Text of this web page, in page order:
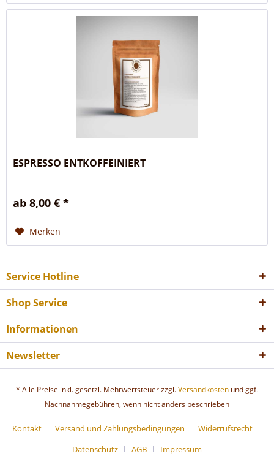
ESPRESSO ENTKOFFEINIERT
ab 8,00 € *
Merken
Service Hotline
Shop Service
Informationen
Newsletter
* Alle Preise inkl. gesetzl. Mehrwertsteuer zzgl.Versandkosten und ggf.
Nachnahmegebühren, wenn nicht anders beschrieben
Kontakt Versand und Zahlungsbedingungen
Widerrufsrecht
Datenschutz
AGB
Impressum